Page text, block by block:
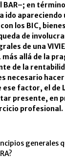
BAR–; en
ido apareciendo
los BIC,
de
de una
más allá de la
de la
necesario
factor, el de
presente, en
profesional.
generales